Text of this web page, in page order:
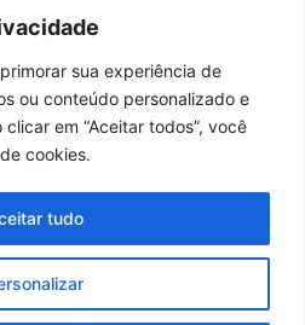
sua experiência de
ou conteúdo personalizado e
em “Aceitar todos”, você
cookies.
tudo
pori9 Digital
Sobre Equipe